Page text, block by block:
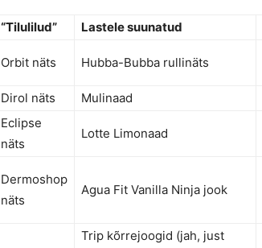
“Tilulilud” Lastele suunatud
Orbit näts Hubba-Bubba rullinäts
Dirol näts
Mulinaad
Eclipse
näts
Lotte Limonaad
Dermoshop
näts
Agua Fit Vanilla Ninja jook
Trip kõrrejoogid (jah, just